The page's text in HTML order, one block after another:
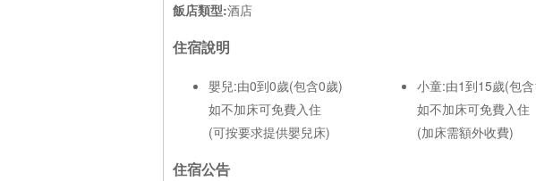
飯店類型:酒店
住宿說明
嬰兒:由0到0歲(包含0歲)
如不加床可免費入住
(可按要求提供嬰兒床)
小童:由1到15歲(包
如不加床可免費入住
(加床需額外收費)
住宿公告